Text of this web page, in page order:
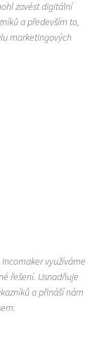
zavést digitální
a především to,
marketingových
využíváme
řešení. Usnadňuje
a přináší nám